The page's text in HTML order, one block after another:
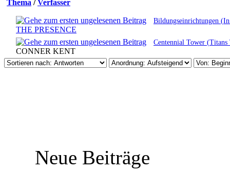
Thema /Verfasser
Bildungseinrichtungen
THE PRESENCE
Centennial Tower (Titans
CONNER KENT
Neue Beiträge